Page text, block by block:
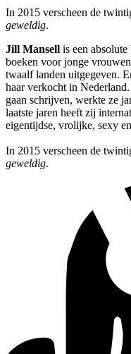
In 2015 verscheen de
geweldig.
Jill Mansell is een
boeken voor jonge
twaalf landen uitgegeven.
haar verkocht in
gaan schrijven, werkte ze
laatste jaren heeft zij
eigentijdse, vrolijke, sexy
In 2015 verscheen de
geweldig.